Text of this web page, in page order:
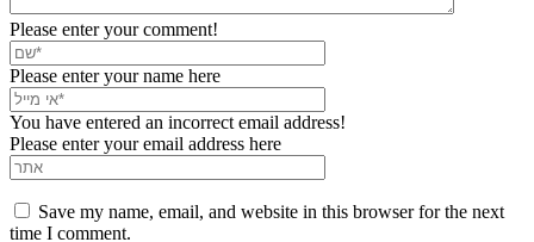
Please enter your comment!
Please enter your name here
You have entered an incorrect email address!
Please enter your email address here
Save my name, email, and website in this browser for the next
time I comment.